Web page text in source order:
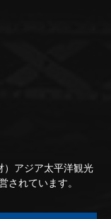
）アジア太平洋観光
されています。